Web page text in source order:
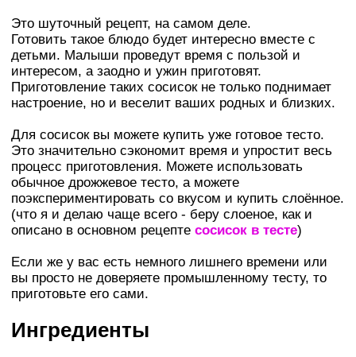
Это шуточный рецепт, на самом деле.
Готовить такое блюдо будет интересно вместе с
детьми. Малыши проведут время с пользой и
интересом, а заодно и ужин приготовят.
Приготовление таких сосисок не только поднимает
настроение, но и веселит ваших родных и близких.
Для сосисок вы можете купить уже готовое тесто.
Это значительно сэкономит время и упростит весь
процесс приготовления. Можете использовать
обычное дрожжевое тесто, а можете
поэкспериментировать со вкусом и купить слоённое.
(что я и делаю чаще всего - беру слоеное, как и
описано в основном рецепте сосисок в тесте)
Если же у вас есть немного лишнего времени или
вы просто не доверяете промышленному тесту, то
приготовьте его сами.
Ингредиенты